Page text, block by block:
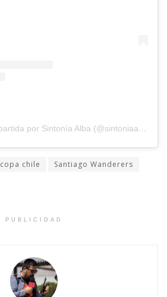
Una publicación compartida por Sintonía Alba (@sintoniaalbaradio)
copa chile
Santiago Wanderers
PUBLICIDAD